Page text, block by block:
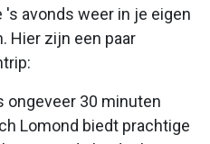
avonds weer in je eigen
Hier zijn een paar
ongeveer 30 minuten
Lomond biedt prachtige